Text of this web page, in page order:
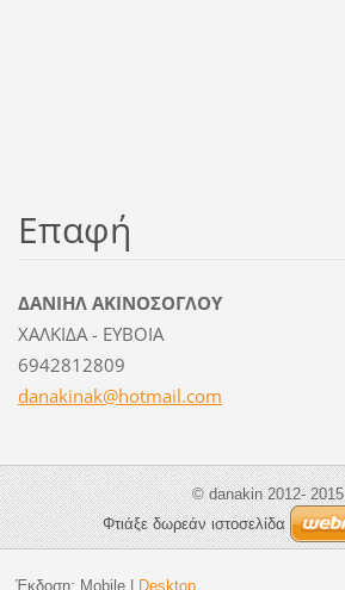
Επαφή
ΔΑΝΙΗΛ ΑΚΙΝΟΣΟΓΛΟΥ
ΧΑΛΚΙΔΑ - ΕΥΒΟΙΑ
6942812809
danakinak@hotmail.com
© danakin 2012- 2015
Φτιάξε δωρεάν ιστοσελίδα
Έκδοση: Mobile| Desktop